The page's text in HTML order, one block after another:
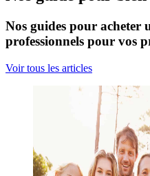
Nos guides pour acheter
professionnels pour vos
Voir tous les articles